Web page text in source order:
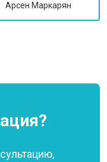
Арсен Маркарян